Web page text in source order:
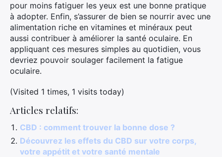
pour moins fatiguer les yeux est une bonne pratique
à adopter. Enfin, s’assurer de bien se nourrir avec une
alimentation riche en vitamines et minéraux peut
aussi contribuer à améliorer la santé oculaire. En
appliquant ces mesures simples au quotidien, vous
devriez pouvoir soulager facilement la fatigue
oculaire.
(Visited 1 times, 1 visits today)
Articles relatifs:
CBD : comment trouver la bonne dose ?
Découvrez les effets du CBD sur votre corps,
votre appétit et votre santé mentale